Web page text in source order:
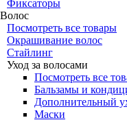
Фиксаторы
Посмотреть все товары
Окрашивание волос
Стайлинг
Уход за волосами
Посмотреть все
Бальзамы и
Дополнительный
Маски